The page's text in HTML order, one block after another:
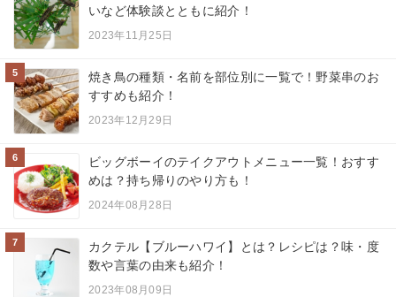
いなど体験談とともに紹介！
2023年11月25日
5
焼き鳥の種類・名前を部位別に一覧で！野菜串のお
すすめも紹介！
2023年12月29日
6
ビッグボーイのテイクアウトメニュー一覧！おすす
めは？持ち帰りのやり方も！
2024年08月28日
7
カクテル【ブルーハワイ】とは？レシピは？味・度
数や言葉の由来も紹介！
2023年08月09日